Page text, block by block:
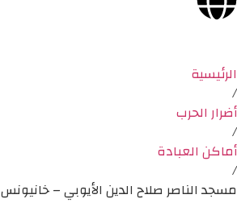
الرئيسية
/
أضرار الحرب
/
أماكن العبادة
/
مسجد الناصر صلاح الدين الأيوبي – خانيونس